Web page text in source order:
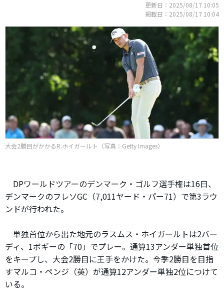
更新日：2025/08/17 10:05
掲載日：2025/08/17 10:04
大会2勝目がかかるR.ホイガールト（写真：Getty Images）
DPワールドツアーのデンマーク・ゴルフ選手権は16日、
デンマークのフレソGC（7,011ヤード・パー71）で第3ラウ
ンドが行われた。
単独首位から出た地元のラスムス・ホイガールトは2バー
ディ、1ボギーの「70」でプレー。通算13アンダー単独首位
をキープし、大会2勝目に王手をかけた。今季2勝目を目指
すマルコ・ペンジ（英）が通算12アンダー単独2位につけて
いる。